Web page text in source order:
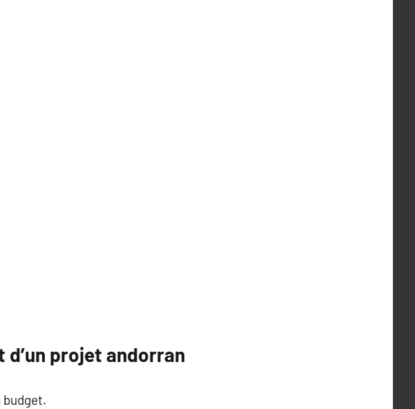
projet andorran